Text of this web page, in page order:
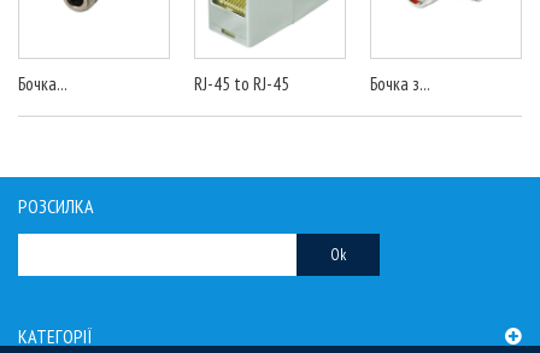
Бочка... RJ-45 to RJ-45 Бочка з...
РОЗСИЛКА
Ok
КАТЕГОРІЇ